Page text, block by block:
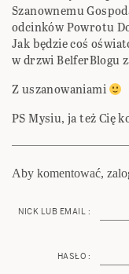
Szanownemu
odcinków Powrotu
Jak będzie coś
w drzwi BelferBlogu
Z uszanowaniami
PS Mysiu, ja też Cię
Aby komentować,
NICK LUB EMAIL :
HASŁO :